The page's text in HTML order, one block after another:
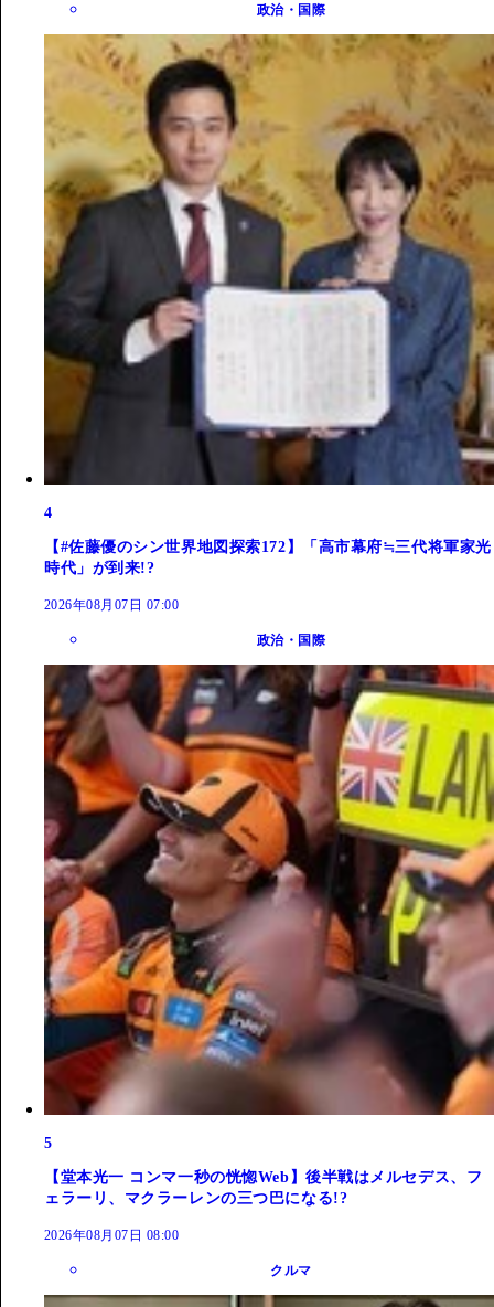
政治・国際
4
【#佐藤優のシン世界地図探索172】「高市幕府≒三代将軍家光
時代」が到来!?
2026年08月07日 07:00
政治・国際
5
【堂本光一 コンマ一秒の恍惚Web】後半戦はメルセデス、フ
ェラーリ、マクラーレンの三つ巴になる!?
2026年08月07日 08:00
クルマ